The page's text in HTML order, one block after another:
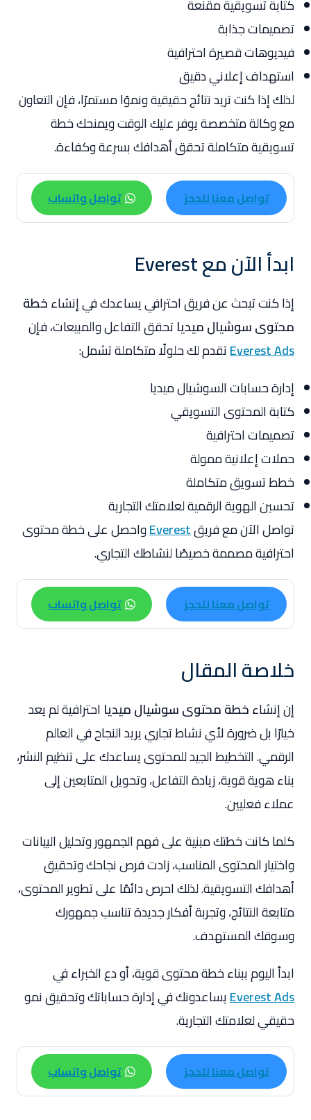
كتابة تسويقية مقنعة
تصميمات جذابة
فيديوهات قصيرة احترافية
استهداف إعلاني دقيق
لذلك إذا كنت تريد نتائج حقيقية ونموًا مستمرًا، فإن التعاون
مع وكالة متخصصة يوفر عليك الوقت ويمنحك خطة
تسويقية متكاملة تحقق أهدافك بسرعة وكفاءة.
تواصل معنا للحجز تواصل واتساب
ابدأ الآن مع Everest
إذا كنت تبحث عن فريق احترافي يساعدك في إنشاءخطة
محتوى سوشيال ميدياتحقق التفاعل والمبيعات، فإن
Everest Adsتقدم لك حلولًا متكاملة تشمل:
إدارة حسابات السوشيال ميديا
كتابة المحتوى التسويقي
تصميمات احترافية
حملات إعلانية ممولة
خطط تسويق متكاملة
تحسين الهوية الرقمية لعلامتك التجارية
تواصل الآن مع فريقEverestواحصل على خطة محتوى
احترافية مصممة خصيصًا لنشاطك التجاري.
تواصل معنا للحجز تواصل واتساب
خلاصة المقال
إن إنشاءخطة محتوى سوشيال ميديا احترافية لم يعد
خيارًا بل ضرورة لأي نشاط تجاري يريد النجاح في العالم
الرقمي. التخطيط الجيد للمحتوى يساعدك على تنظيم النشر،
بناء هوية قوية، زيادة التفاعل، وتحويل المتابعين إلى
عملاء فعليين.
كلما كانت خطتك مبنية على فهم الجمهور وتحليل البيانات
واختيار المحتوى المناسب، زادت فرص نجاحك وتحقيق
أهدافك التسويقية. لذلك احرص دائمًا على تطوير المحتوى،
متابعة النتائج، وتجربة أفكار جديدة تناسب جمهورك
وسوقك المستهدف.
ابدأ اليوم ببناء خطة محتوى قوية، أو دع الخبراء في
Everest Adsيساعدونك في إدارة حساباتك وتحقيق نمو
حقيقي لعلامتك التجارية.
تواصل معنا للحجز تواصل واتساب